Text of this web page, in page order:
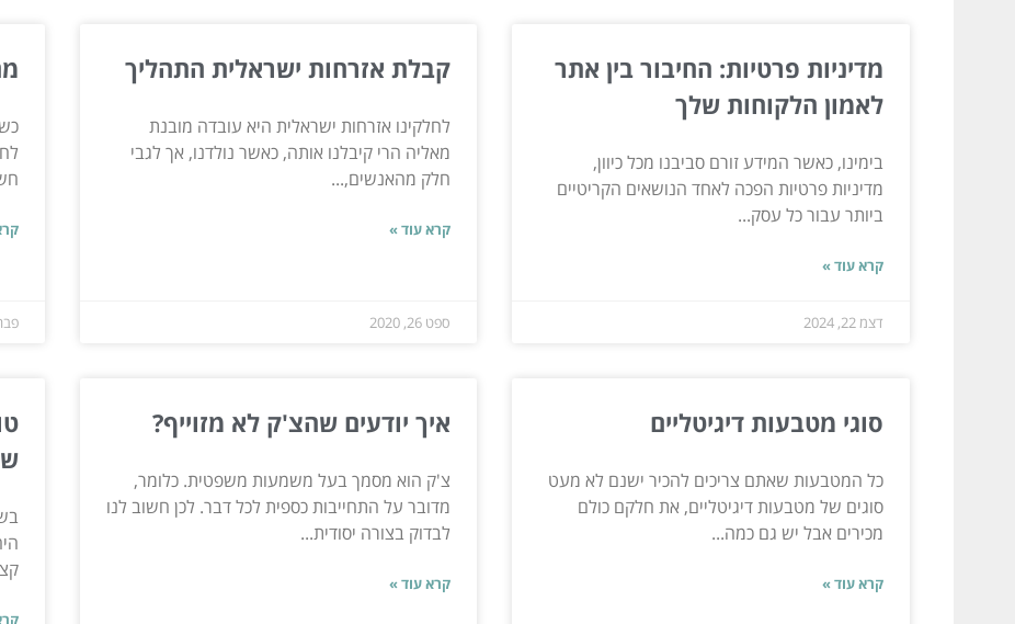
מדיניות פרטיות: החיבור בין אתר
לאמון הלקוחות שלך
בימינו, כאשר המידע זורם סביבנו מכל כיוון,
מדיניות פרטיות הפכה לאחד הנושאים הקריטיים
ביותר עבור כל עסק...
קרא עוד »
דצמ 22, 2024
קבלת אזרחות ישראלית התהליך
לחלקינו אזרחות ישראלית היא עובדה מובנת
מאליה הרי קיבלנו אותה, כאשר נולדנו, אך לגבי
חלק מהאנשים,...
קרא עוד »
ספט 26, 2020 פבר 16,
סוגי מטבעות דיגיטליים
כל המטבעות שאתם צריכים להכיר ישנם לא מעט
סוגים של מטבעות דיגיטליים, את חלקם כולם
מכירים אבל יש גם כמה...
קרא עוד »
איך יודעים שהצ'ק לא מזוייף?
צ'ק הוא מסמך בעל משמעות משפטית. כלומר,
מדובר על התחייבות כספית לכל דבר. לכן חשוב לנו
לבדוק בצורה יסודית...
קרא עוד »